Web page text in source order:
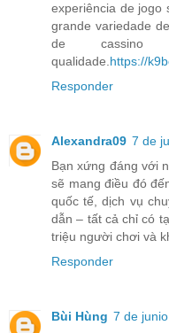
experiência de jogo
grande variedade
de
qualidade. https://
Responder
Alexandra09 7 de
Bạn xứng đáng với
sẽ mang điều đó
quốc tế, dịch vụ
dẫn – tất cả chỉ có
triệu người chơi và
Responder
Bùi Hùng 7 de